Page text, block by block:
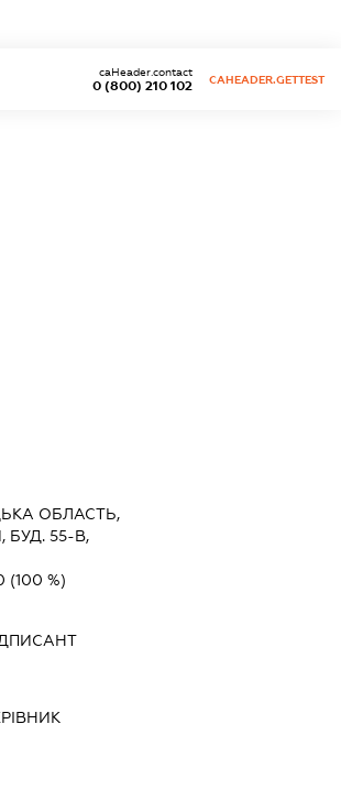
0 (800) 210 102
caHeader.contact
CAHEADER.GETTEST
ОБЛАСТЬ,
БУД. 55-В,
(100 %)